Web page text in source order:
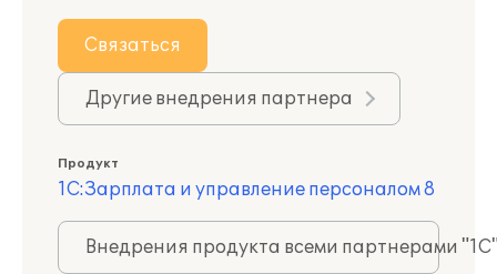
Связаться
Другие внедрения партнера
Продукт
1С:Зарплата и управление персоналом 8
Внедрения продукта всеми партнерами